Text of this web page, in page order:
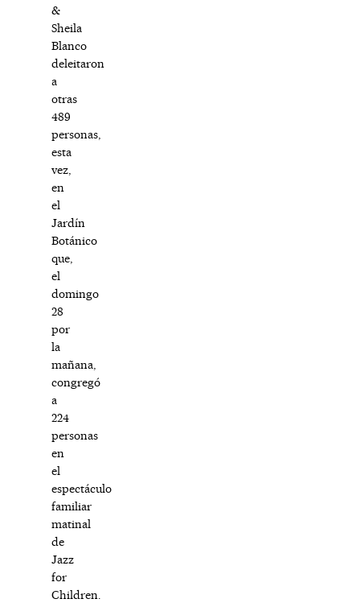
&
Sheila
Blanco
deleitaron
a
otras
489
personas,
esta
vez,
en
el
Jardín
Botánico
que,
el
domingo
28
por
la
mañana,
congregó
a
224
personas
en
el
espectáculo
familiar
matinal
de
Jazz
for
Children.